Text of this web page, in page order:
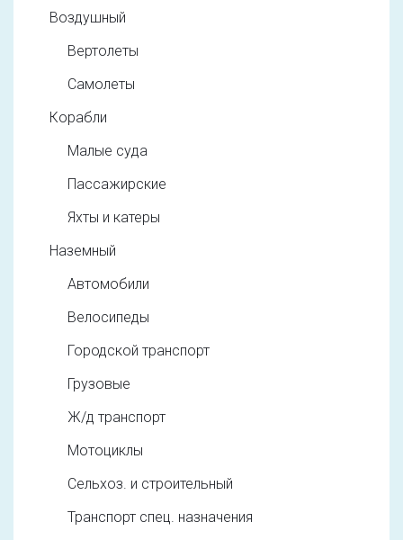
Воздушный
Вертолеты
Самолеты
Корабли
Малые суда
Пассажирские
Яхты и катеры
Наземный
Автомобили
Велосипеды
Городской транспорт
Грузовые
Ж/д транспорт
Мотоциклы
Сельхоз. и строительный
Транспорт спец. назначения